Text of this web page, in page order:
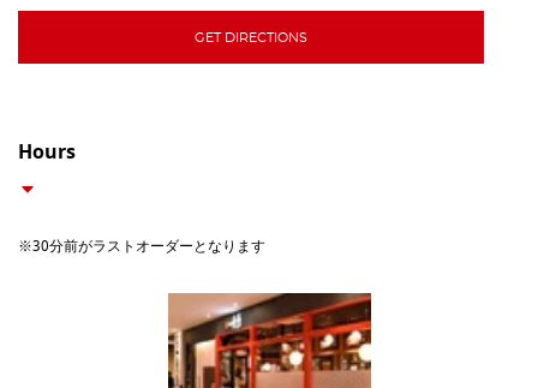
GET DIRECTIONS
Hours
※30分前がラストオーダーとなります